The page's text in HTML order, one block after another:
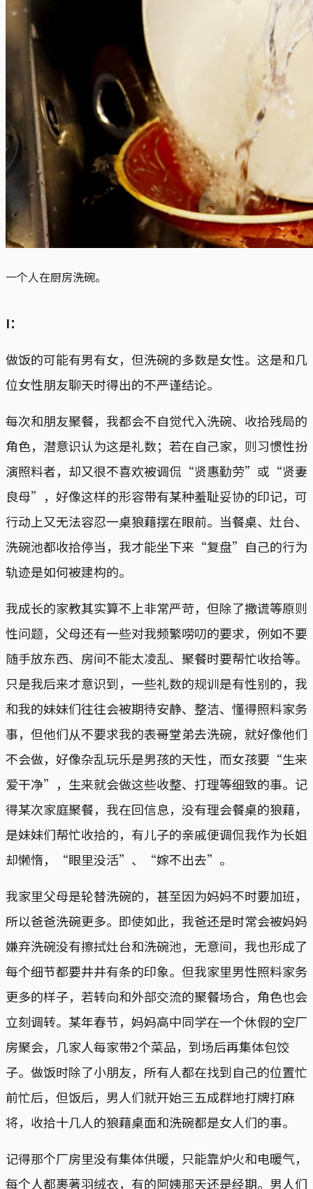
一个人在厨房洗碗。
I：
做饭的可能有男有女，但洗碗的多数是女性。这是和几
位女性朋友聊天时得出的不严谨结论。
每次和朋友聚餐，我都会不自觉代入洗碗、收拾残局的
角色，潜意识认为这是礼数；若在自己家，则习惯性扮
演照料者，却又很不喜欢被调侃“贤惠勤劳”或“贤妻
良母”，好像这样的形容带有某种羞耻妥协的印记，可
行动上又无法容忍一桌狼藉摆在眼前。当餐桌、灶台、
洗碗池都收拾停当，我才能坐下来“复盘”自己的行为
轨迹是如何被建构的。
我成长的家教其实算不上非常严苛，但除了撒谎等原则
性问题，父母还有一些对我频繁唠叨的要求，例如不要
随手放东西、房间不能太凌乱、聚餐时要帮忙收拾等。
只是我后来才意识到，一些礼数的规训是有性别的，我
和我的妹妹们往往会被期待安静、整洁、懂得照料家务
事，但他们从不要求我的表哥堂弟去洗碗，就好像他们
不会做，好像杂乱玩乐是男孩的天性，而女孩要“生来
爱干净”，生来就会做这些收整、打理等细致的事。记
得某次家庭聚餐，我在回信息，没有理会餐桌的狼藉，
是妹妹们帮忙收拾的，有儿子的亲戚便调侃我作为长姐
却懒惰，“眼里没活”、“嫁不出去”。
我家里父母是轮替洗碗的，甚至因为妈妈不时要加班，
所以爸爸洗碗更多。即使如此，我爸还是时常会被妈妈
嫌弃洗碗没有擦拭灶台和洗碗池，无意间，我也形成了
每个细节都要井井有条的印象。但我家里男性照料家务
更多的样子，若转向和外部交流的聚餐场合，角色也会
立刻调转。某年春节，妈妈高中同学在一个休假的空厂
房聚会，几家人每家带2个菜品，到场后再集体包饺
子。做饭时除了小朋友，所有人都在找到自己的位置忙
前忙后，但饭后，男人们就开始三五成群地打牌打麻
将，收拾十几人的狼藉桌面和洗碗都是女人们的事。
记得那个厂房里没有集体供暖，只能靠炉火和电暖气，
每个人都裹著羽绒衣，有的阿姨那天还是经期。男人们